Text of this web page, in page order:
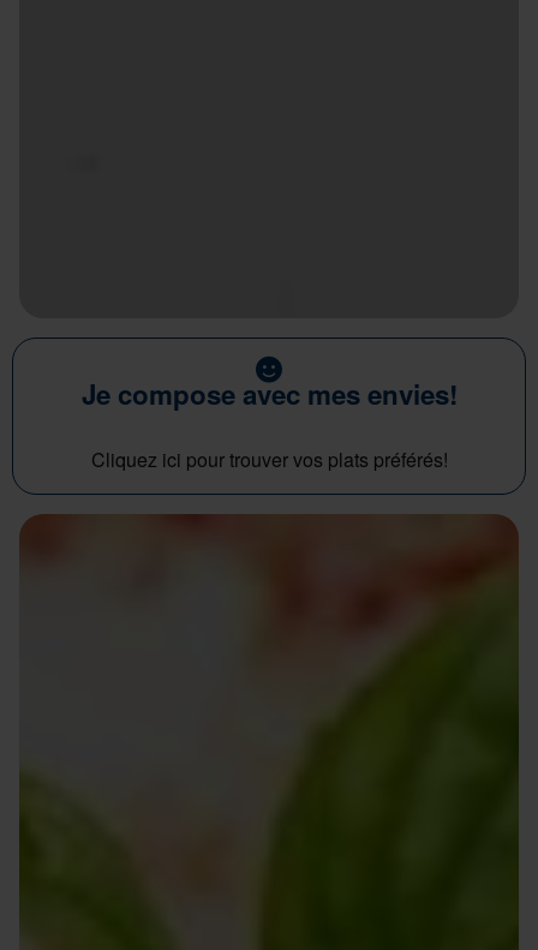
Je compose avec mes envies!
Cliquez ici pour trouver vos plats préférés!